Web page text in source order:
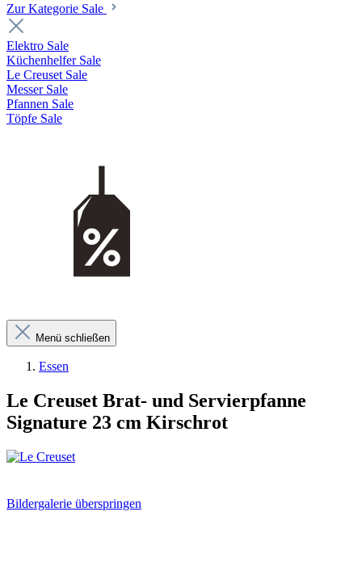
Zur Kategorie Sale
Elektro Sale
Küchenhelfer Sale
Le Creuset Sale
Messer Sale
Pfannen Sale
Töpfe Sale
Menü schließen
Essen
Le Creuset Brat- und Servierpfanne
Signature 23 cm Kirschrot
Bildergalerie überspringen